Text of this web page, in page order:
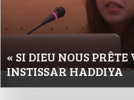
« SI DIEU NOUS
INSTISSAR HADDIYA